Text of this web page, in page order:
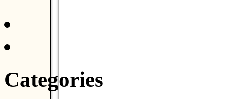
Categories